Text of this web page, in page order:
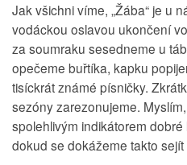
Jak všichni víme, „Žába“ je u
vodáckou oslavou ukončení
za soumraku sesedneme u
opečeme buřtíka, kapku
tisíckrát známé písničky.
sezóny zarezonujeme.
spolehlivým indikátorem
dokud se dokážeme takto